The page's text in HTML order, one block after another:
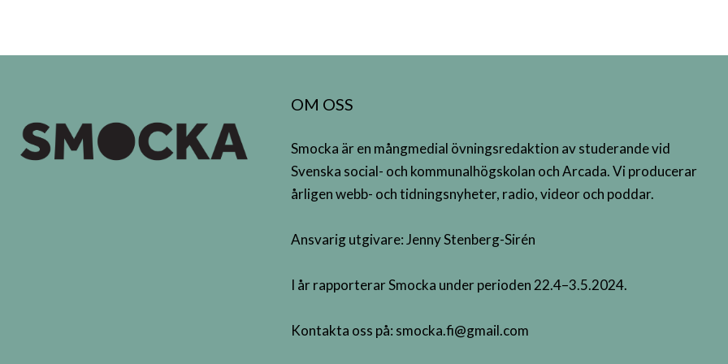
OM OSS
Smocka är en mångmedial övningsredaktion av studerande vid
Svenska social- och kommunalhögskolan och Arcada. Vi producerar
årligen webb- och tidningsnyheter, radio, videor och poddar.
Ansvarig utgivare: Jenny Stenberg-Sirén
I år rapporterar Smocka under perioden 22.4–3.5.2024.
Kontakta oss på: smocka.fi@gmail.com